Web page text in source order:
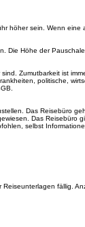
höher sein. Wenn eine
Die Höhe der
Zumutbarkeit ist
politische,
Das Reisebüro
Das Reisebüro
selbst
fällig.